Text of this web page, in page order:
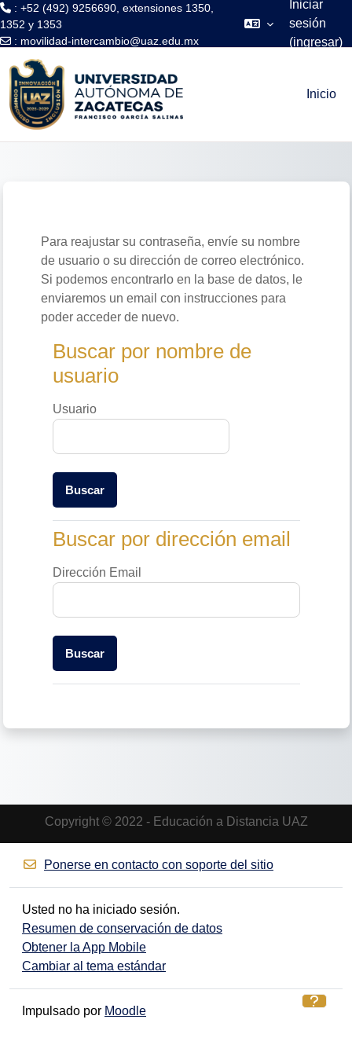
: +52 (492) 9256690, extensiones 1350,
1352 y 1353
: movilidad-intercambio@uaz.edu.mx
Iniciar
sesión
(ingresar)
Inicio
Para reajustar su contraseña, envíe su nombre
de usuario o su dirección de correo electrónico.
Si podemos encontrarlo en la base de datos, le
enviaremos un email con instrucciones para
poder acceder de nuevo.
Buscar por nombre de usuario
Buscar por nombre de
usuario
Usuario
Buscar por dirección email
Buscar por dirección email
Dirección Email
Copyright © 2022 - Educación a Distancia UAZ
Ponerse en contacto con soporte del sitio
Usted no ha iniciado sesión.
Resumen de conservación de datos
Obtener la App Mobile
Cambiar al tema estándar
Impulsado por Moodle